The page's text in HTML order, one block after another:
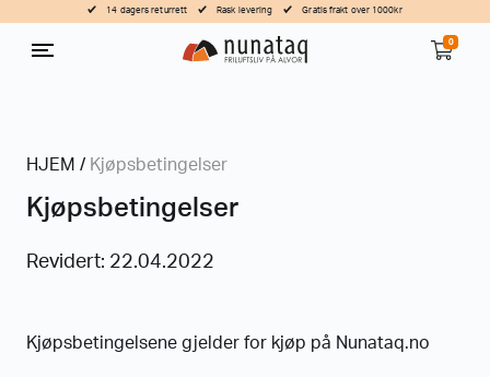
14 dagers returrett Rask levering Gratis frakt over 1000kr
0
HJEM / Kjøpsbetingelser
Kjøpsbetingelser
Revidert: 22.04.2022
Kjøpsbetingelsene gjelder for kjøp på Nunataq.no